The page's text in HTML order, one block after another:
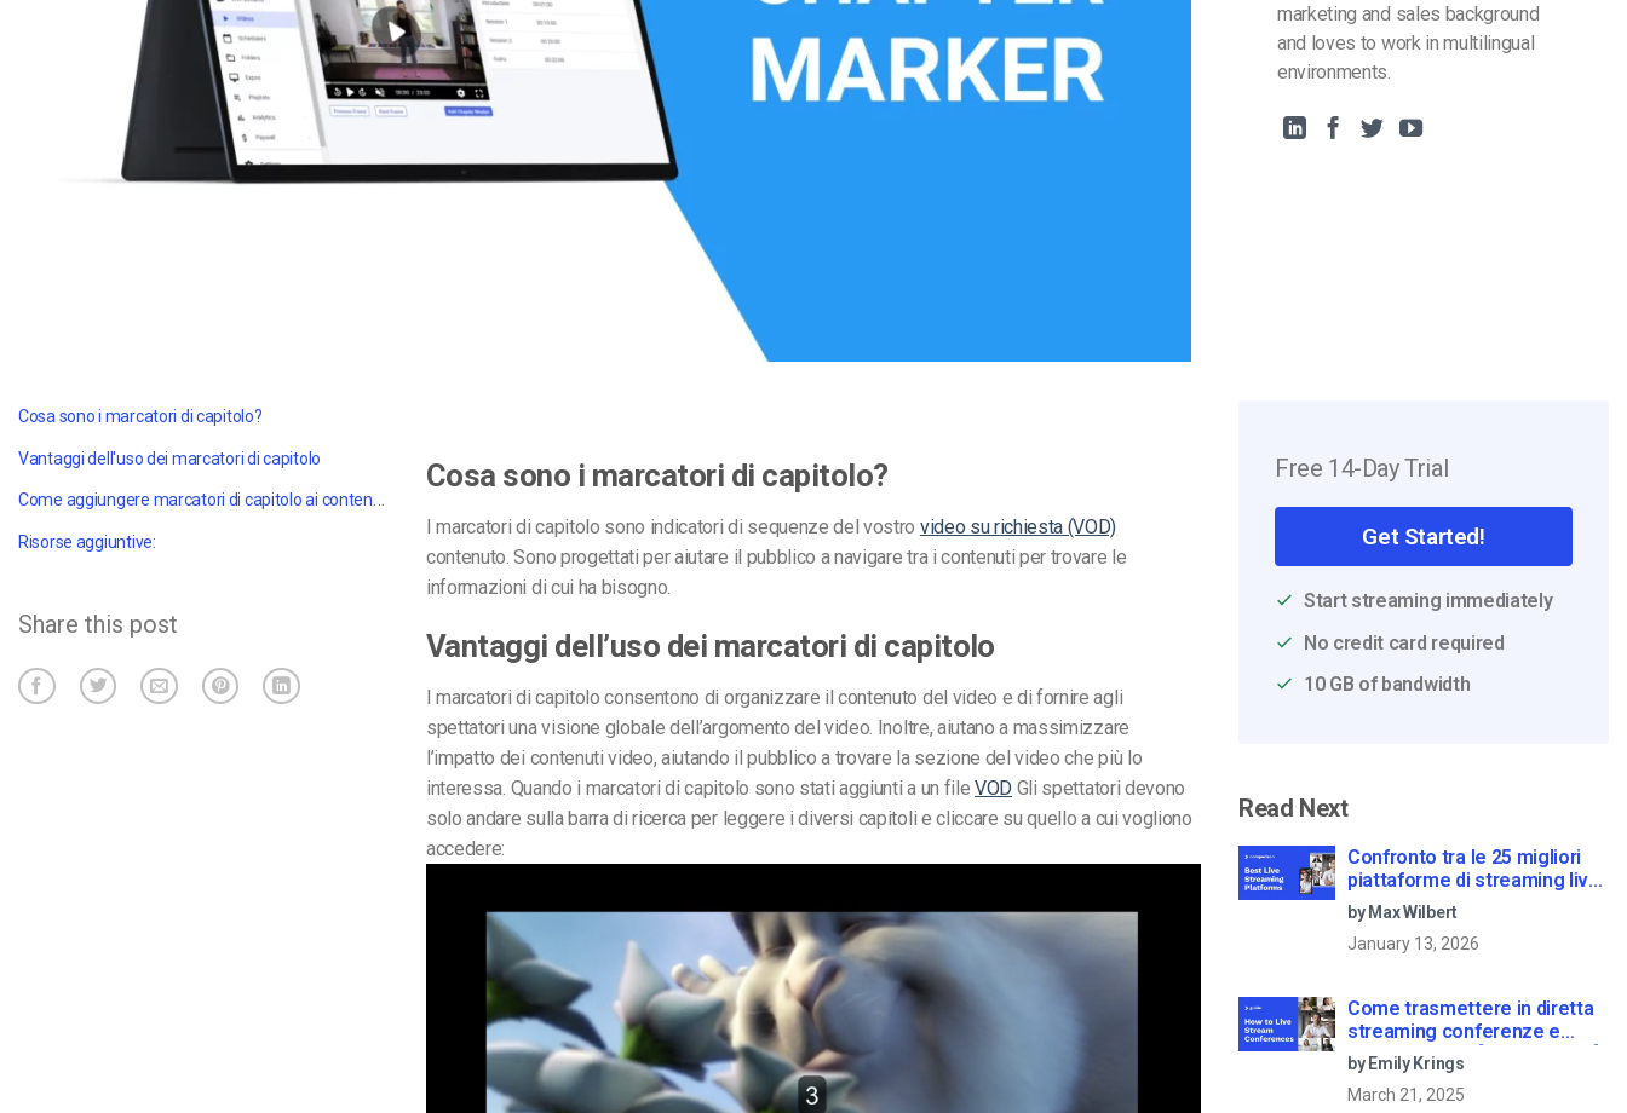
Video CMS
Privacy e Sicurezza
Monetizzazione Video
Video Marketing
marketing and sales background
and loves to work in multilingual
environments.
Cosa sono i marcatori di capitolo?
Vantaggi dell'uso dei marcatori di capitolo
Come aggiungere marcatori di capitolo ai contenuti VOD
Risorse aggiuntive:
Share this post
Cosa sono i marcatori di capitolo?
I marcatori di capitolo sono indicatori di sequenze del vostro video su richiesta (VOD)
contenuto. Sono progettati per aiutare il pubblico a navigare tra i contenuti per trovare le
informazioni di cui ha bisogno.
Vantaggi dell’uso dei marcatori di capitolo
I marcatori di capitolo consentono di organizzare il contenuto del video e di fornire agli
spettatori una visione globale dell’argomento del video. Inoltre, aiutano a massimizzare
l’impatto dei contenuti video, aiutando il pubblico a trovare la sezione del video che più lo
interessa. Quando i marcatori di capitolo sono stati aggiunti a un file VOD Gli spettatori devono
solo andare sulla barra di ricerca per leggere i diversi capitoli e cliccare su quello a cui vogliono
accedere:
Free 14-Day Trial
Get Started!
Start streaming immediately
No credit card required
10 GB of bandwidth
Read Next
Confronto tra le 25 migliori
piattaforme di streaming live
nel 2025
by Max Wilbert
January 13, 2026
Come trasmettere in diretta
streaming conferenze e
by Emily Krings
March 21, 2025